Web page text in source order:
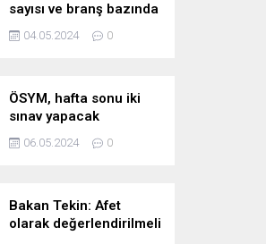
sayısı ve branş bazında
kontenjan dağılımları
pazartesi belli oluyor
04.05.2024 0
ÖSYM, hafta sonu iki
sınav yapacak
06.05.2024 0
Bakan Tekin: Afet
olarak değerlendirilmeli